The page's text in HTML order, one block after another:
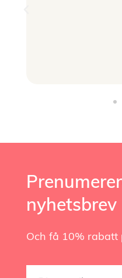
nyhetsbrev
Och få 10% rabatt